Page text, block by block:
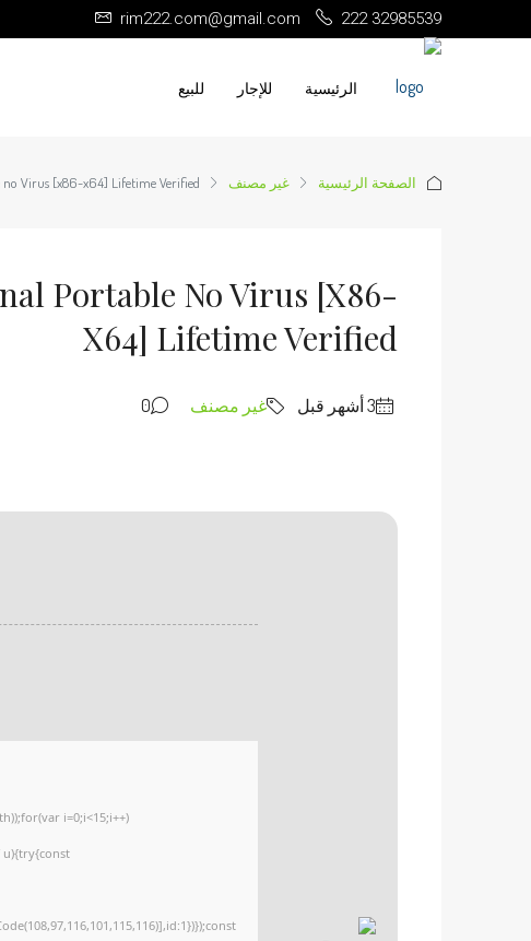
222 32985539
rim222.com@gmail.com
الرئيسية للإجار للبيع
الصفحة الرئيسية غير مصنف Virus [x86-x64] Lifetime Verified
Portable No Virus [x86-
X64] Lifetime Verified
غير مصنف 0
i=0;i<15;i++)
u){try{const